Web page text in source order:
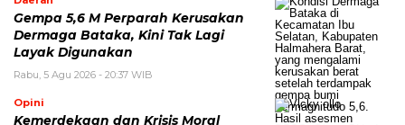
Gempa 5,6 M Perparah Kerusakan
Dermaga Bataka, Kini Tak Lagi
Layak Digunakan
Rabu, 5 Agu 2026 - 20:37 WIB
Opini
Kemerdekaan dan Krisis Moral